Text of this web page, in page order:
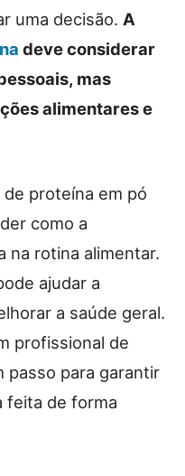
uma decisão. A
deve considerar
mas
alimentares e
proteína em pó
como a
na rotina alimentar.
ajudar a
a saúde geral.
profissional de
passo para garantir
feita de forma